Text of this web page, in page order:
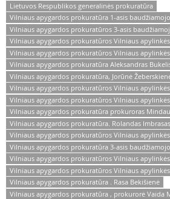
Lietuvos Respublikos generalinės prokuratūra
Vilniaus apygardos prokuratūra 1-asis
Vilniaus apygardos prokuratūros 3-asis
Vilniaus apygardos prokuratūros Vilniaus
Vilniaus apygardos prokuratūros Vilniaus
Vilniaus apygardos prokuratūra Aleksandras
Vilniaus apygardos prokuratūra, Jorūnė
Vilniaus apygardos prokuratūros Vilniaus
Vilniaus apygardos prokuratūros Vilniaus
Vilniaus apygardos prokuratūra prokuroras
Vilniaus apygardos prokuratūra. Rolandas Imbrasas
Vilniaus apygardos prokuratūros Vilniaus
Vilniaus apygardos prokuratūra 3-asis
Vilniaus apygardos prokuratūros Vilniaus
Vilniaus apygardos prokuratūros Vilniaus
Vilniaus apygardos prokuratūra . Rasa Bekišienė
Vilniaus apygardos prokuratūra , prokurorė Vaida